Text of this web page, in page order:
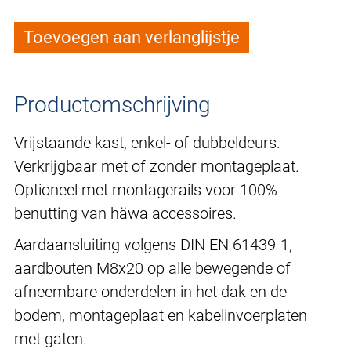
Toevoegen aan verlanglijstje
Productomschrijving
Vrijstaande kast, enkel- of dubbeldeurs.
Verkrijgbaar met of zonder montageplaat.
Optioneel met montagerails voor 100%
benutting van häwa accessoires.
Aardaansluiting volgens DIN EN 61439-1,
aardbouten M8x20 op alle bewegende of
afneembare onderdelen in het dak en de
bodem, montageplaat en kabelinvoerplaten
met gaten.